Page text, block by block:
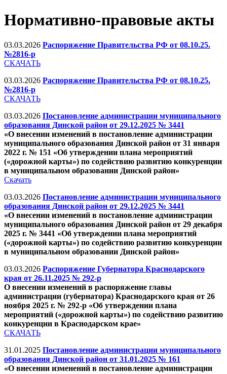
Нормативно-правовые акты
03.03.2026 Распоряжение Правительства РФ от 08.10.25.
№2816-р
СКАЧАТЬ
03.03.2026 Распоряжение Правительства РФ от 08.10.25.
№2816-р
СКАЧАТЬ
03.03.2026 Постановление администрации муниципального
образования Динской район от 29.12.2025 № 3441
«О внесении изменений в постановление администрации
муниципального образования Динской район от 31 января
2022 г. № 151 «Об утверждении плана мероприятий
(«дорожной карты») по содействию развитию конкуренции
в муниципальном образовании Динской район»
Скачать
03.03.2026 Постановление администрации муниципального
образования Динской район от 29.12.2025 № 3441
«О внесении изменений в постановление администрации
муниципального образования Динской район от 29 декабря
2025 г. № 3441 «Об утверждении плана мероприятий
(«дорожной карты») по содействию развитию конкуренции
в муниципальном образовании Динской район»
03.03.2026 Распоряжение Губернатора Краснодарского
края от 26.11.2025 № 292-р
О внесении изменений в распоряжение главы
администрации (губернатора) Краснодарского края от 26
ноября 2025 г. № 292-р «Об утверждении плана
мероприятий («дорожной карты») по содействию развитию
конкуренции в Краснодарском крае»
СКАЧАТЬ
31.01.2025 Постановление администрации муниципального
образования Динской район от 31.01.2025 № 161
«О внесении изменений в постановление администрации